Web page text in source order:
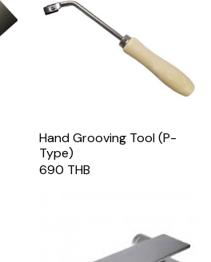
Hand Grooving Tool (P-
Type)
690 THB